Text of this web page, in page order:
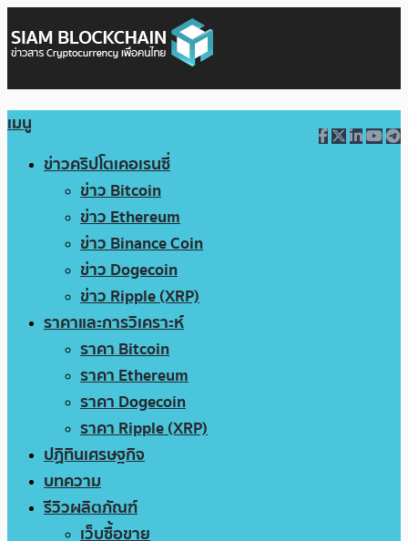
เมนู
ข่าวคริปโตเคอเรนซี่
ข่าว Bitcoin
ข่าว Ethereum
ข่าว Binance Coin
ข่าว Dogecoin
ข่าว Ripple (XRP)
ราคาและการวิเคราะห์
ราคา Bitcoin
ราคา Ethereum
ราคา Dogecoin
ราคา Ripple (XRP)
ปฏิทินเศรษฐกิจ
บทความ
รีวิวผลิตภัณฑ์
เว็บซื้อขาย